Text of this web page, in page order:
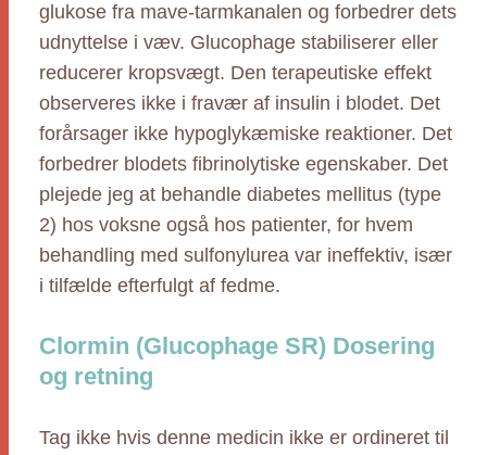
glukose fra mave-tarmkanalen og forbedrer dets
udnyttelse i væv. Glucophage stabiliserer eller
reducerer kropsvægt. Den terapeutiske effekt
observeres ikke i fravær af insulin i blodet. Det
forårsager ikke hypoglykæmiske reaktioner. Det
forbedrer blodets fibrinolytiske egenskaber. Det
plejede jeg at behandle diabetes mellitus (type
2) hos voksne også hos patienter, for hvem
behandling med sulfonylurea var ineffektiv, især
i tilfælde efterfulgt af fedme.
Clormin (Glucophage SR) Dosering
og retning
Tag ikke hvis denne medicin ikke er ordineret til